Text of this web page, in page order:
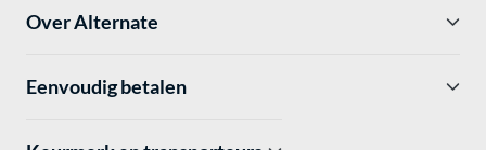
Over Alternate
Eenvoudig betalen